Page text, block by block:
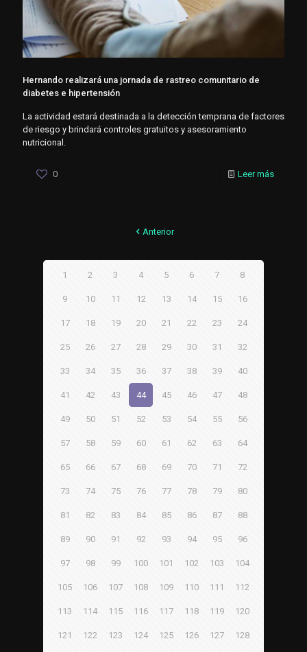
Hernando realizará una jornada de rastreo comunitario de
diabetes e hipertensión
La actividad estará destinada a la detección temprana de factores
de riesgo y brindará controles gratuitos y asesoramiento
nutricional.
0 Leer más
Anterior
1 2 3 4 5 6 7 8
9 10 11 12 13 14 15 16
17 18 19 20 21 22 23 24
25 26 27 28 29 30 31 32
33 34 35 36 37 38 39 40
41 42 43 44 45 46 47 48
49 50 51 52 53 54 55 56
57 58 59 60 61 62 63 64
65 66 67 68 69 70 71 72
73 74 75 76 77 78 79 80
81 82 83 84 85 86 87 88
89 90 91 92 93 94 95 96
97 98 99 100 101 102 103 104
105 106 107 108 109 110 111 112
113 114 115 116 117 118 119 120
121 122 123 124 125 126 127 128